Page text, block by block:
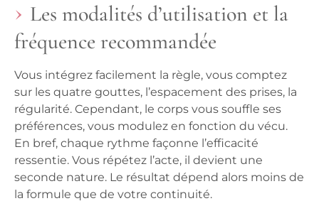
Les modalités d’utilisation et la
fréquence recommandée
Vous intégrez facilement la règle, vous comptez
sur les quatre gouttes, l’espacement des prises, la
régularité. Cependant, le corps vous souffle ses
préférences, vous modulez en fonction du vécu.
En bref, chaque rythme façonne l’efficacité
ressentie. Vous répétez l’acte, il devient une
seconde nature. Le résultat dépend alors moins de
la formule que de votre continuité.